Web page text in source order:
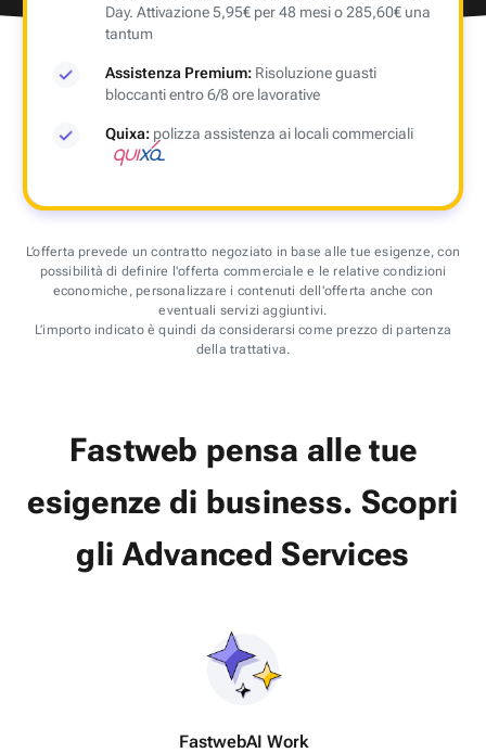
Day. Attivazione 5,95€ per 48 mesi o 285,60€ una
tantum
Assistenza Premium: Risoluzione guasti
bloccanti entro 6/8 ore lavorative
Quixa: polizza assistenza ai locali commerciali
L’offerta prevede un contratto negoziato in base alle tue esigenze, con
possibilità di definire l'offerta commerciale e le relative condizioni
economiche, personalizzare i contenuti dell'offerta anche con
eventuali servizi aggiuntivi.
L’importo indicato è quindi da considerarsi come prezzo di partenza
della trattativa.
Fastweb pensa alle tue
esigenze di business. Scopri
gliAdvanced Services
FastwebAI Work